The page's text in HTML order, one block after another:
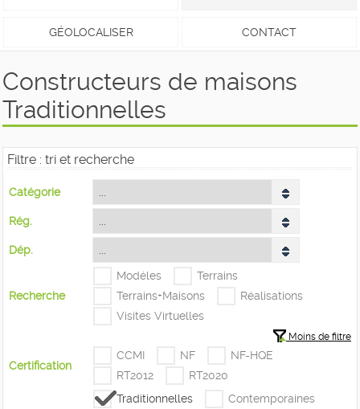
GÉOLOCALISER CONTACT
Constructeurs de maisons
Traditionnelles
Filtre : tri et recherche
Catégorie
Rég.
Dép.
Recherche
Modéles
Terrains
Terrains+Maisons
Réalisations
Visites Virtuelles
Moins de filtre
Certification
CCMI NF
NF-HQE
RT2012
RT2020
Traditionnelles
Contemporaines